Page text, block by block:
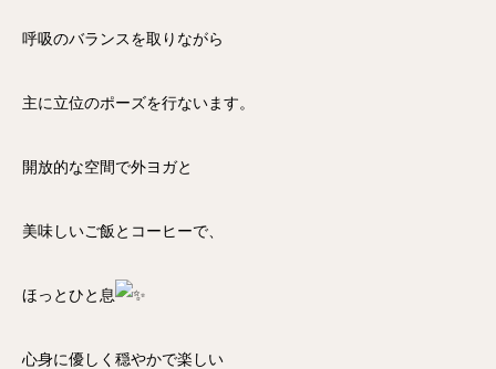
呼吸のバランスを取りながら
主に立位のポーズを行ないます。
開放的な空間で外ヨガと
美味しいご飯とコーヒーで、
ほっとひと息
心身に優しく穏やかで楽しい